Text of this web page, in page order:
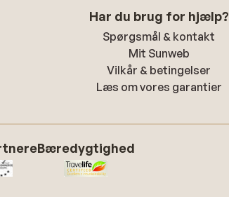
Har du brug for hjælp?
Spørgsmål & kontakt
Mit Sunweb
Vilkår & betingelser
Læs om vores garantier
Bæredygtighed